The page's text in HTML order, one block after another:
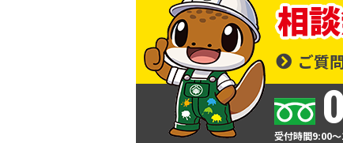
ご質
受付時間9:00～